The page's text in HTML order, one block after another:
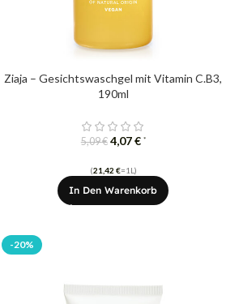
Ziaja – Gesichtswaschgel mit Vitamin C.B3,
190ml
5,09€ 4,07€ *
(21,42 €=1L)
In Den Warenkorb
-20%